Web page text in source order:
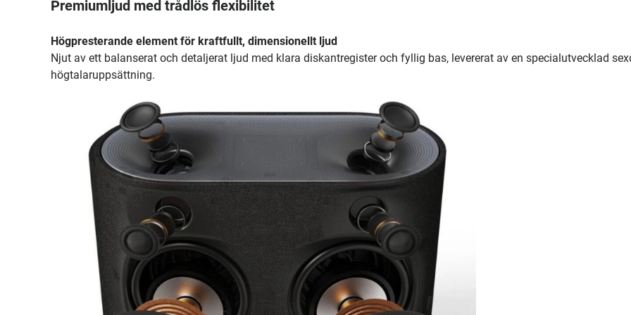
Premiumljud med trådlös flexibilitet
Högpresterande element för kraftfullt, dimensionellt ljud
Njut av ett balanserat och detaljerat ljud med klara diskantregister och fyllig bas, levererat av en specialutvecklad
högtalaruppsättning.